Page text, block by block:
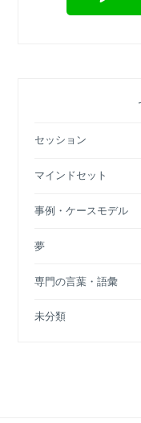
セッション
マインドセット
事例・ケースモデル
夢
専門の言葉・語彙
未分類